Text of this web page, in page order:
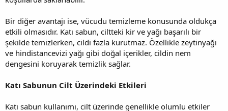
Bir diğer avantajı ise, vücudu temizleme konusunda oldukça
etkili olmasıdır. Katı sabun, ciltteki kir ve yağı başarılı bir
şekilde temizlerken, cildi fazla kurutmaz. Özellikle zeytinyağı
ve hindistancevizi yağı gibi doğal içerikler, cildin nem
dengesini koruyarak temizlik sağlar.
Katı Sabunun Cilt Üzerindeki Etkileri
Katı sabun kullanımı, cilt üzerinde genellikle olumlu etkiler